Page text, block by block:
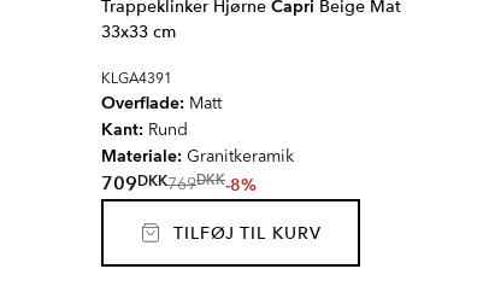
Trappeklinker Hjørne Capri Beige Mat
33x33 cm
KLGA4391
Overflade: Matt
Kant: Rund
Materiale: Granitkeramik
709DKK769DKK-8%
TILFØJ TIL KURV